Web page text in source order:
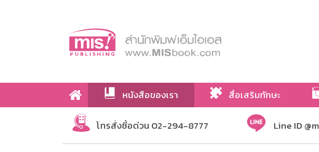
หนังสือของเรา สื่อเสริมทักษะ
เกี่ยวกับเรา
โทรสั่งซื้อด่วน 02-294-8777 Line ID